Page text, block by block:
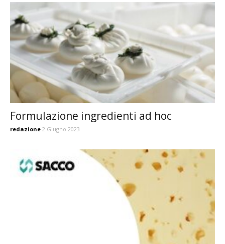
Formulazione ingredienti ad hoc
redazione 2 Giugno 2023